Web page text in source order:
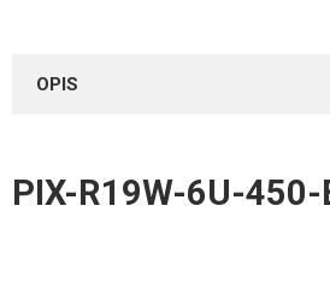
OPIS
PIX-R19W-6U-450-
Instrukcje